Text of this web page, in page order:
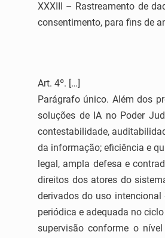
XXXIII – Rastreamento de
consentimento, para fins de
Art. 4º. […]
Parágrafo único. Além dos
soluções de IA no Poder
contestabilidade,
da informação; eficiência e
legal, ampla defesa e
direitos dos atores do
derivados do uso
periódica e adequada no
supervisão conforme o